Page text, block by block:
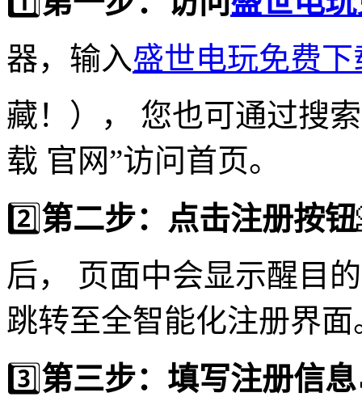
器，输入盛世电玩免费下
藏！）， 您也可通过搜
载 官网”访问首页。
2️⃣第二步：点击注册按钮
后， 页面中会显示醒目
跳转至全智能化注册界面
3️⃣第三步：填写注册信息